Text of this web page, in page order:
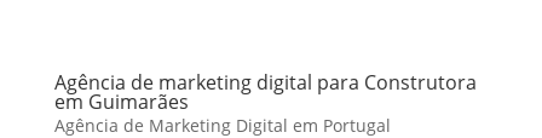
Agência de marketing digital para Construtora
em Guimarães
Agência de Marketing Digital em Portugal